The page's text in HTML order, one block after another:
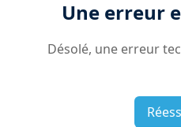
Une erreur
Désolé, une erreur